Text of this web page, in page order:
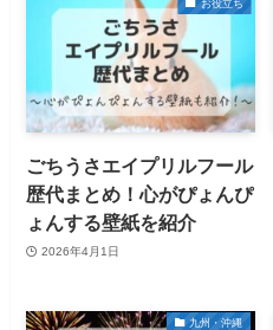
お役立ち
ごちうさエイプリルフール
歴代まとめ！心がぴょんぴ
ょんする壁紙を紹介
2026年4月1日
九州・沖縄